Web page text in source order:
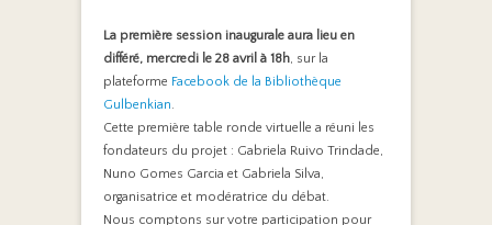
La première session inaugurale aura lieu en
différé, mercredi le 28 avril à 18h, sur la
plateforme Facebook de la Bibliothèque
Gulbenkian.
Cette première table ronde virtuelle a réuni les
fondateurs du projet : Gabriela Ruivo Trindade,
Nuno Gomes Garcia et Gabriela Silva,
organisatrice et modératrice du débat.
Nous comptons sur votre participation pour